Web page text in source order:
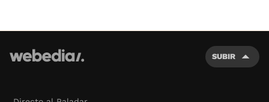
SUBIR